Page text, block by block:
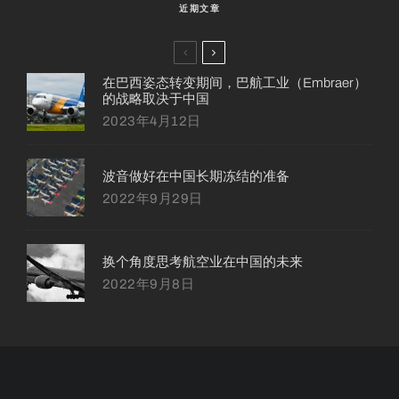
近期文章
在巴西姿态转变期间，巴航工业（Embraer）
的战略取决于中国
2023年4月12日
波音做好在中国长期冻结的准备
2022年9月29日
换个角度思考航空业在中国的未来
2022年9月8日